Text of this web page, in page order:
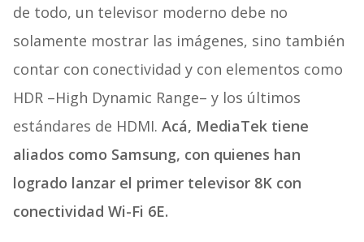
de todo, un televisor moderno debe no
solamente mostrar las imágenes, sino también
contar con conectividad y con elementos como
HDR –High Dynamic Range– y los últimos
estándares de HDMI. Acá, MediaTek tiene
aliados como Samsung, con quienes han
logrado lanzar el primer televisor 8K con
conectividad Wi-Fi 6E.